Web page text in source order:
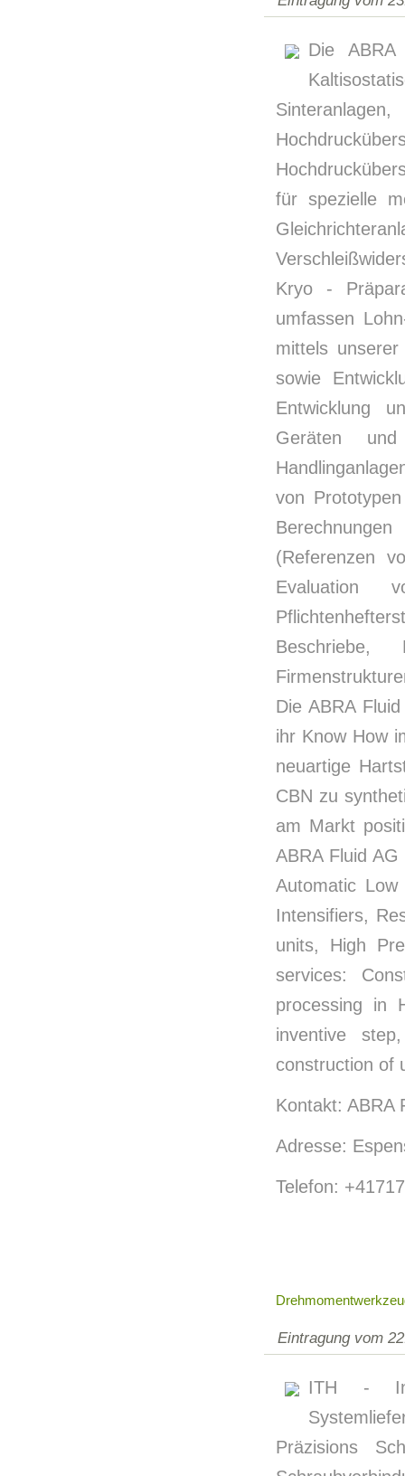
Die
für spezielle
Kryo -
umfassen
mittels
sowie
Entwicklung
Geräten
von
(Referenzen
Evaluation
Beschriebe,
Die ABRA
ihr Know How
neuartige
CBN zu
am Markt
ABRA Fluid
Automatic
Intensifiers,
units, High
services:
processing in
inventive
construction of
Kontakt: ABRA
Adresse:
Telefon:
Eintragung vom
ITH -
Präzisions